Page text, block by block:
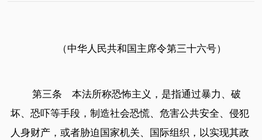
（中华人民共和国主席令第三十六号）
第三条 本法所称恐怖主义，是指通过暴力、破
坏、恐吓等手段，制造社会恐慌、危害公共安全、侵犯
人身财产，或者胁迫国家机关、国际组织，以实现其政